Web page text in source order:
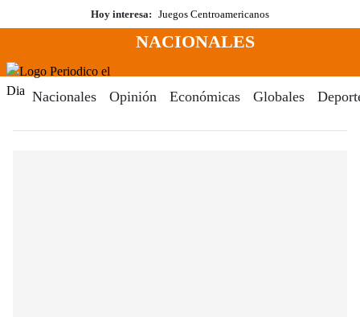
al
Hoy interesa: Juegos Centroamericanos
Menú
NACIONALES
Nacionales Opinión Económicas Globales